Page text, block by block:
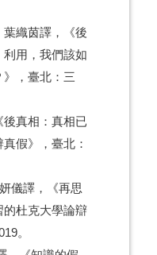
織茵譯，《後
用，我們該如
，臺北：三
真相：真相已
假》，臺北：
儀譯，《再思
杜克大學論辯
。